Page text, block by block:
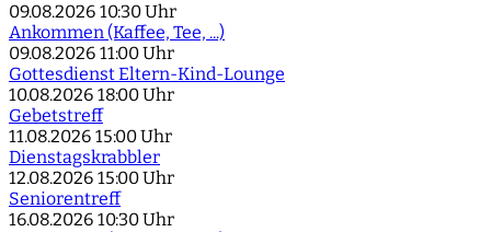
09.08.2026 10:30 Uhr
Ankommen (Kaffee, Tee, ...)
09.08.2026 11:00 Uhr
Gottesdienst Eltern-Kind-Lounge
10.08.2026 18:00 Uhr
Gebetstreff
11.08.2026 15:00 Uhr
Dienstagskrabbler
12.08.2026 15:00 Uhr
Seniorentreff
16.08.2026 10:30 Uhr